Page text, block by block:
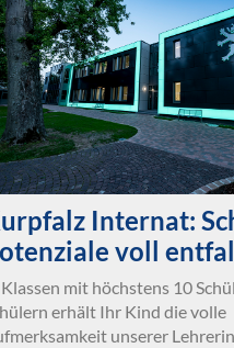
Internat:
voll
mit höchstens 10
erhält Ihr Kind die volle
unserer